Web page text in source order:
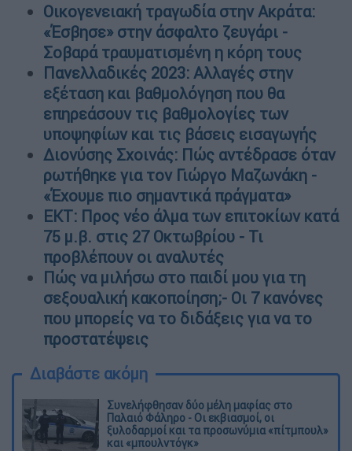
Οικογενειακή τραγωδία στην Ακράτα:
«Έσβησε» στην άσφαλτο ζευγάρι -
Σοβαρά τραυματισμένη η κόρη τους
Πανελλαδικές 2023: Αλλαγές στην
εξέταση και βαθμολόγηση που θα
επηρεάσουν τις βαθμολογίες των
υποψηφίων και τις βάσεις εισαγωγής
Διονύσης Σχοινάς: Πώς αντέδρασε όταν
ρωτήθηκε για τον Γιώργο Μαζωνάκη -
«Έχουμε πιο σημαντικά πράγματα»
ΕΚΤ: Προς νέο άλμα των επιτοκίων κατά
75 μ.β. στις 27 Οκτωβρίου - Τι
προβλέπουν οι αναλυτές
Πώς να μιλήσω στο παιδί μου για τη
σεξουαλική κακοποίηση;- Οι 7 κανόνες
που μπορείς να το διδάξεις για να το
προστατέψεις
Διαβάστε ακόμη
Συνελήφθησαν δύο μέλη μαφίας στο
Παλαιό Φάληρο - Οι εκβιασμοί, οι
ξυλοδαρμοί και τα προσωνύμια «πίτμπουλ»
και «μπουλντόγκ»